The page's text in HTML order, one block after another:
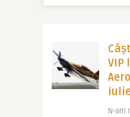
VIP
N-am